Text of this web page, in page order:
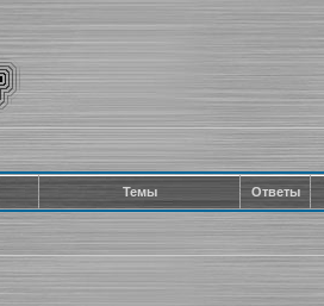
Темы Ответы